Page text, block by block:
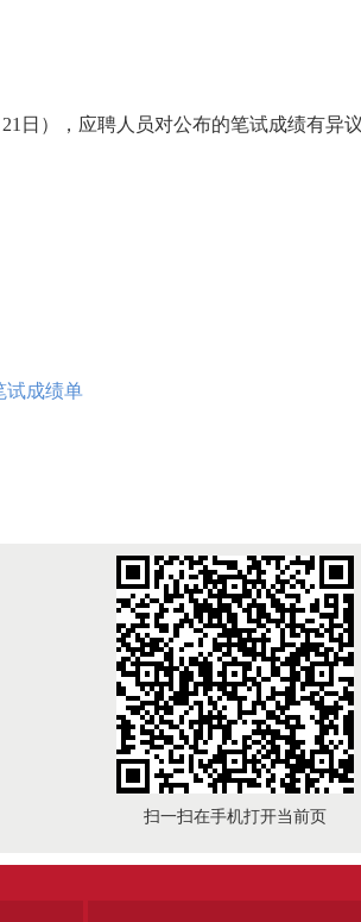
日），应聘人员对公布的笔试成绩有
试成绩单
扫一扫在手机打开当前页